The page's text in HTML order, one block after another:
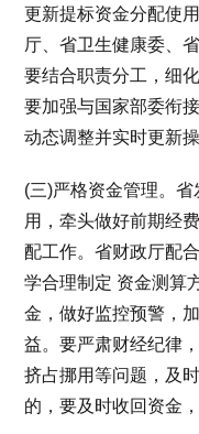
更新提标资金分配使
厅、省卫生健康委、
要结合职责分工，细
要加强与国家部委衔
动态调整并实时更新
(三)严格资金管理。
用，牵头做好前期经
配工作。省财政厅配
学合理制定 资金测算
金，做好监控预警，
益。要严肃财经纪律
挤占挪用等问题，及
的，要及时收回资金